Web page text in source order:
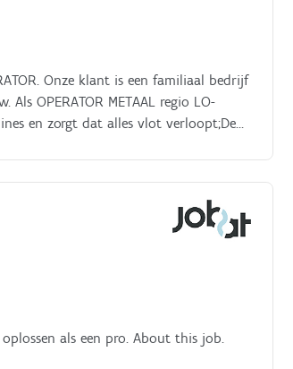
Onze klant is een familiaal bedrijf
OPERATOR METAAL regio LO-
en zorgt dat alles vlot verloopt;De
kwaliteitscontroles uit.
als een pro. About this job.